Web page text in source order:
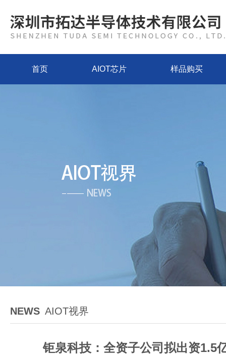
首页 AIOT芯片 样品购买
NEWS AIOT视界
钜泉科技：全资子公司拟出资